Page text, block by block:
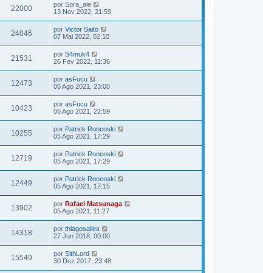
22000 por Sora_ale
13 Nov 2022, 21:59
24046 por Victor Saito
07 Mai 2022, 02:10
21531 por S4muk4
26 Fev 2022, 11:36
12473 por asFucu
06 Ago 2021, 23:00
10423 por asFucu
06 Ago 2021, 22:59
10255 por Patrick Roncoski
05 Ago 2021, 17:29
12719 por Patrick Roncoski
05 Ago 2021, 17:29
12449 por Patrick Roncoski
05 Ago 2021, 17:15
13902 por Rafael Matsunaga
05 Ago 2021, 11:27
14318 por thiagosalles
27 Jun 2018, 00:00
15549 por SithLord
30 Dez 2017, 23:48